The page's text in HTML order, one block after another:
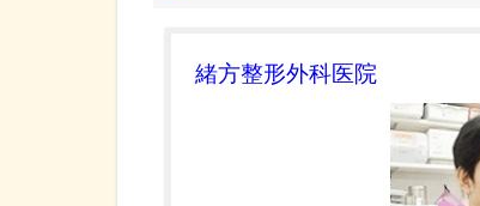
緒方整形外科医院